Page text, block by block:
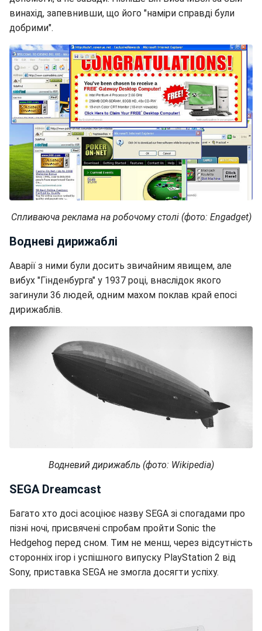
винахід, запевнивши, що його "наміри справді були
добрими".
Спливаюча реклама на робочому столі (фото: Engadget)
Водневі дирижаблі
Аварії з ними були досить звичайним явищем, але
вибух "Гінденбурга" у 1937 році, внаслідок якого
загинули 36 людей, одним махом поклав край епосі
дирижаблів.
Водневий дирижабль (фото: Wikipedia)
SEGA Dreamcast
Багато хто досі асоціює назву SEGA зі спогадами про
пізні ночі, присвячені спробам пройти Sonic the
Hedgehog перед сном. Тим не менш, через відсутність
сторонніх ігор і успішного випуску PlayStation 2 від
Sony, приставка SEGA не змогла досягти успіху.